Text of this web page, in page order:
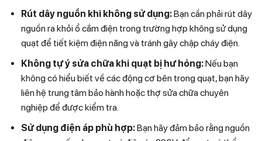
Rút dây nguồn khi không sử dụng:Bạn cần phải rút dây
nguồn ra khỏi ổ cắm điện trong trường hợp không sử dụng
quạt để tiết kiệm điện năng và tránh gây chập cháy điện.
Không tự ý sửa chữa khi quạt bị hư hỏng:Nếu bạn
không có hiểu biết về các động cơ bên trong quạt, bạn hãy
liên hệ trung tâm bảo hành hoặc thợ sửa chữa chuyên
nghiệp để được kiểm tra.
Sử dụng điện áp phù hợp:Bạn hãy đảm bảo rằng nguồn